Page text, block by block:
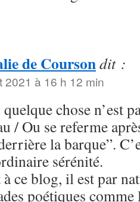
de Coursondit :
2021 à 16 h 12 min
chose n’est
/ Ou se referme
la barque”.
sérénité.
ce blog, il est par
poétiques